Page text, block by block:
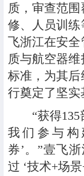
质，审查范
修、人员训
飞浙江在安
质与航空器
标准，为其
行奠定了坚实
“获得
我们参与
券’。”壹飞
过 ‘技术+场